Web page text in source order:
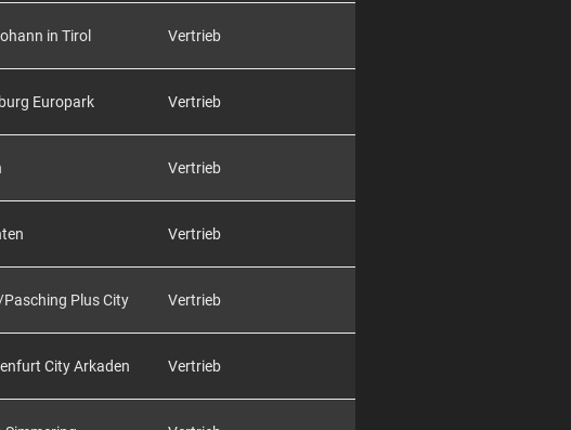
in Tirol Vertrieb
Europark Vertrieb
Vertrieb
Vertrieb
Plus City Vertrieb
City Arkaden Vertrieb